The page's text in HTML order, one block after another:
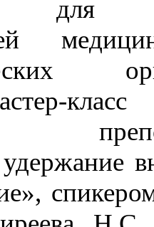
для